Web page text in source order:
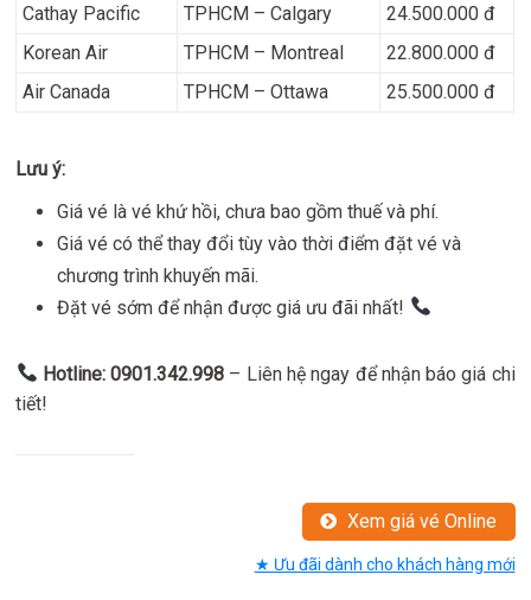
Cathay Pacific
TPHCM – Calgary
24.500.000 đ
Korean Air
TPHCM – Montreal
22.800.000 đ
Air Canada
TPHCM – Ottawa 25.500.000 đ
Lưu ý:
Giá vé là vé khứ hồi, chưa bao gồm thuế và phí.
Giá vé có thể thay đổi tùy vào thời điểm đặt vé và
chương trình khuyến mãi.
Đặt vé sớm để nhận được giá ưu đãi nhất!
Hotline: 0901.342.998 – Liên hệ ngay để nhận báo giá chi
tiết!
Xem giá vé Online
★ Ưu đãi dành cho khách hàng mới